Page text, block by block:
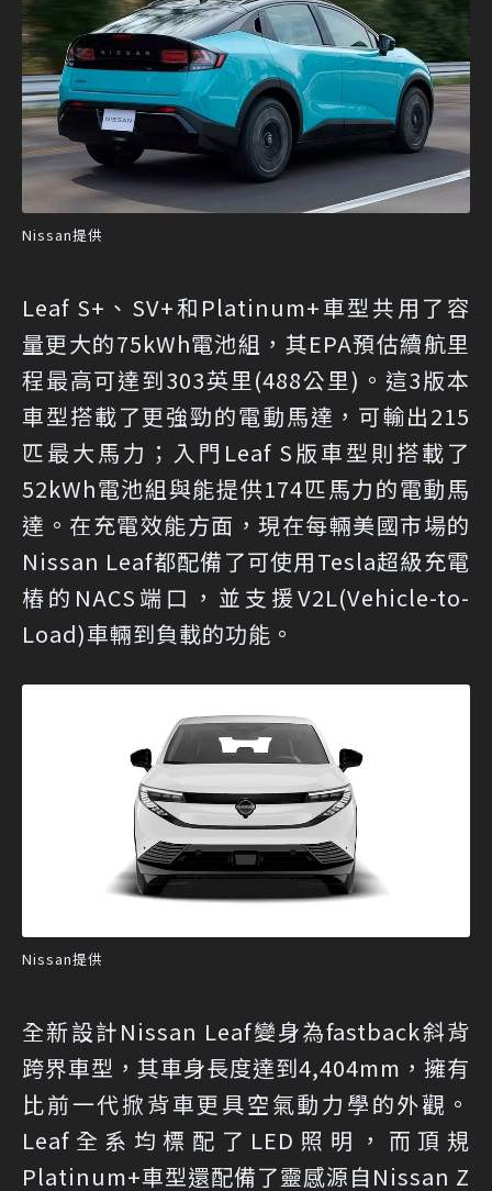
Nissan提供
Leaf S+、SV+和Platinum+車型共用了容
量更大的75kWh電池組，其EPA預估續航里
程最高可達到303英里(488公里)。這3版本
車型搭載了更強勁的電動馬達，可輸出215
匹最大馬力；入門Leaf S版車型則搭載了
52kWh電池組與能提供174匹馬力的電動馬
達。在充電效能方面，現在每輛美國市場的
Nissan Leaf都配備了可使用Tesla超級充電
樁的NACS端口，並支援V2L(Vehicle-to-
Load)車輛到負載的功能。
Nissan提供
全新設計Nissan Leaf變身為fastback斜背
跨界車型，其車身長度達到4,404mm，擁有
比前一代掀背車更具空氣動力學的外觀。
Leaf全系均標配了LED照明，而頂規
Platinum+車型還配備了靈感源自Nissan Z